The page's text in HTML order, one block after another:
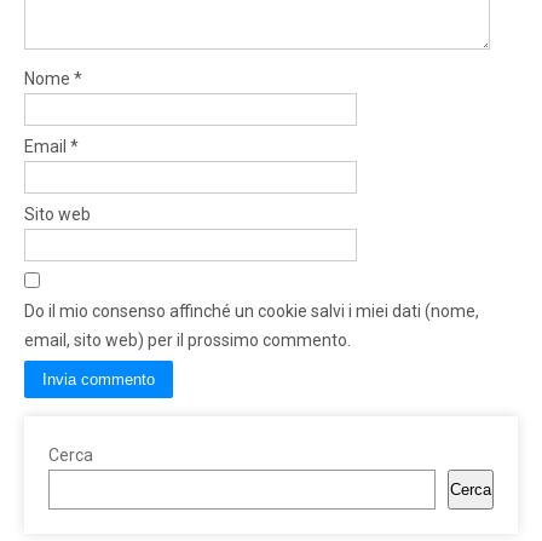
Nome *
Email *
Sito web
Do il mio consenso affinché un cookie salvi i miei dati (nome,
email, sito web) per il prossimo commento.
Cerca
Cerca